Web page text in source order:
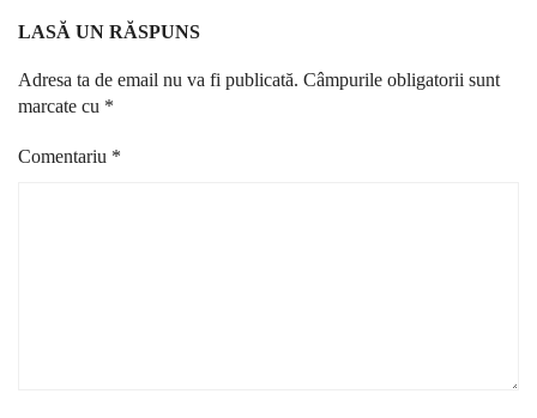
LASĂ UN RĂSPUNS
Adresa ta de email nu va fi publicată. Câmpurile obligatorii sunt
marcate cu *
Comentariu *